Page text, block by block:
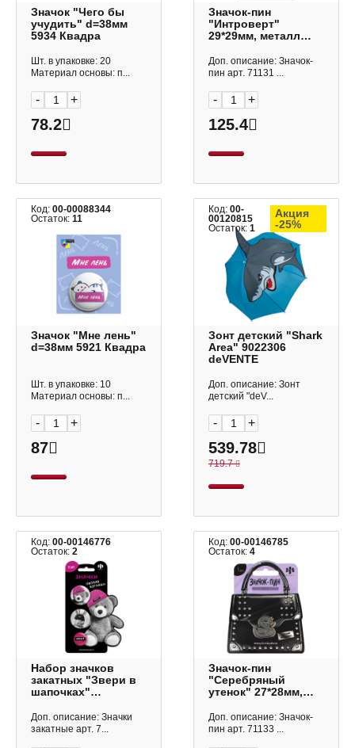
Значок "Чего бы
учудить" d=38мм
5934 Квадра
Шт. в упаковке: 20
Материал основы: п...
- +
78.2
Значок-пин
"Интроверт"
29*29мм, металл
Доп. описание: Значок-
пин арт. 71131 ...
- +
125.4
Код: 00-00088344
Остаток: 11
Значок "Мне лень"
d=38мм 5921 Квадра
Шт. в упаковке: 10
Материал основы: п...
- +
87
Код:00-
00120815
Остаток:1
Акция
-25%
Зонт детский "Shark
Area" 9022306
deVENTE
Доп. описание: Зонт
детский "deV...
- +
539.78
719.7
Код: 00-00146776
Остаток: 2
Набор значков
закатных "Звери в
шапочках"
3шт 71106 Феникс+
Доп. описание: Значки
закатные арт. 7...
Код:00-00146785
Остаток:4
Значок-пин
"Серебряный
утенок" 27*28мм,
Феникс+
Доп. описание: Значок-
пин арт. 71133 ...